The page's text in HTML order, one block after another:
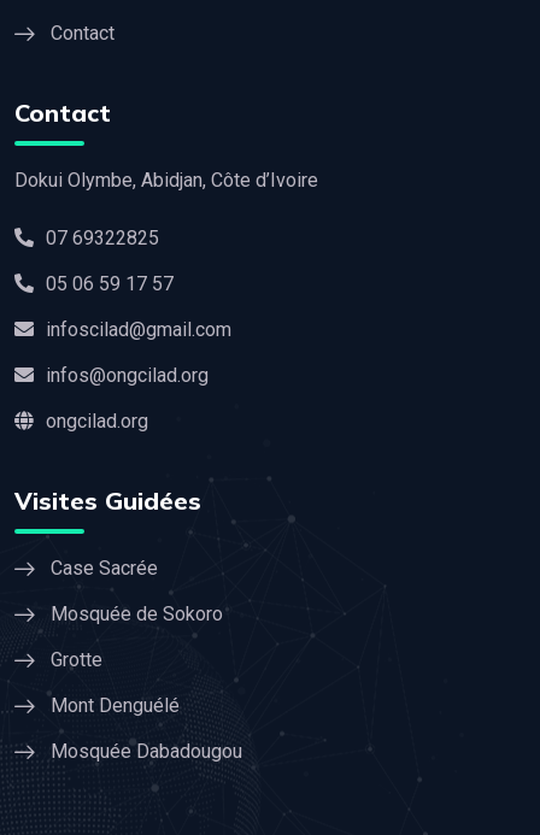
Contact
Contact
Dokui Olymbe, Abidjan, Côte d’Ivoire
07 69322825
05 06 59 17 57
infoscilad@gmail.com
infos@ongcilad.org
ongcilad.org
Visites Guidées
Case Sacrée
Mosquée de Sokoro
Grotte
Mont Denguélé
Mosquée Dabadougou